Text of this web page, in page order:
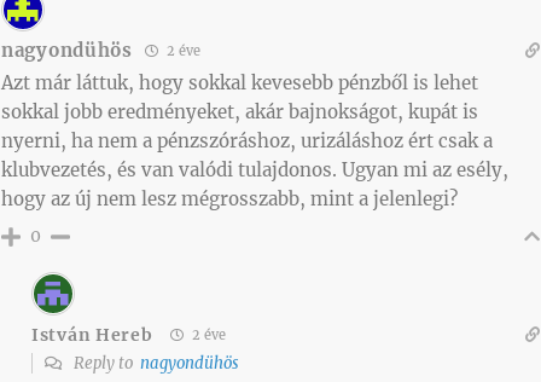
nagyondühös 2 éve
Azt már láttuk, hogy sokkal kevesebb pénzből is lehet
sokkal jobb eredményeket, akár bajnokságot, kupát is
nyerni, ha nem a pénzszóráshoz, urizáláshoz ért csak a
klubvezetés, és van valódi tulajdonos. Ugyan mi az esély,
hogy az új nem lesz mégrosszabb, mint a jelenlegi?
0
István Hereb 2 éve
Reply to nagyondühös